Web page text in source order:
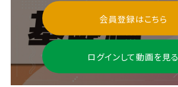
会員登録はこちら
ログインして動画を見る